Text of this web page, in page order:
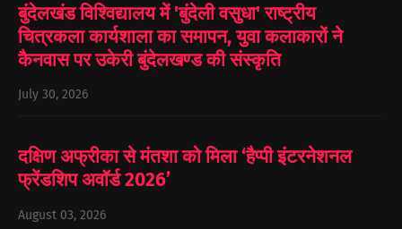
बुंदेलखंड विश्विद्यालय में 'बुंदेली वसुधा' राष्ट्रीय
चित्रकला कार्यशाला का समापन, युवा कलाकारों ने
कैनवास पर उकेरी बुंदेलखण्ड की संस्कृति
July 30, 2026
दक्षिण अफ्रीका से मंतशा को मिला ‘हैप्पी इंटरनेशनल
फ्रेंडशिप अवॉर्ड 2026’
August 03, 2026